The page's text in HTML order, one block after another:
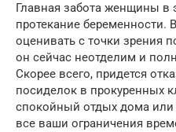
Главная забота женщины в
протекание беременности.
оценивать с точки зрения
он сейчас неотделим и
Скорее всего, придется
посиделок в прокуренных
спокойный отдых дома или
все ваши ограничения